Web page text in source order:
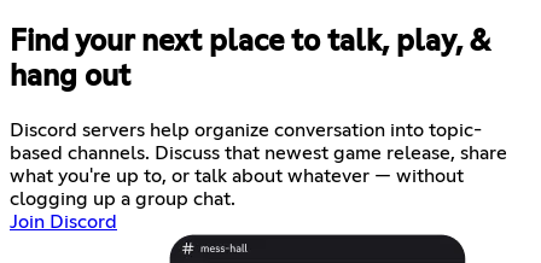
Find your next place to talk, play, &
hang out
Discord servers help organize conversation into topic-
based channels. Discuss that newest game release, share
what you're up to, or talk about whatever — without
clogging up a group chat.
Join Discord